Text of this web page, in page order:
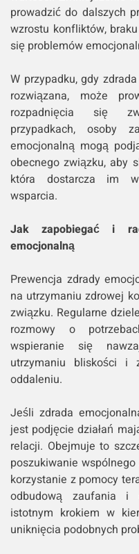
prowadzić do dalszych
wzrostu konfliktów,
się problemów
W przypadku, gdy
rozwiązana, może
rozpadnięcia się
przypadkach, osoby
emocjonalną mogą
obecnego związku, aby
która dostarcza im
wsparcia.
Jak zapobiegać i
emocjonalną
Prewencja zdrady
na utrzymaniu zdrowej
związku. Regularne
rozmowy o
wspieranie się
utrzymaniu bliskości i
oddaleniu.
Jeśli zdrada
jest podjęcie działań
relacji. Obejmuje to
poszukiwanie
korzystanie z pomocy
odbudową zaufania i
istotnym krokiem w
uniknięcia podobnych